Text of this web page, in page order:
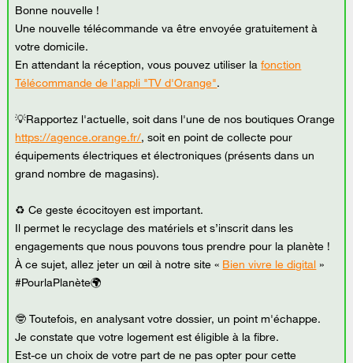
Bonne nouvelle !
Une nouvelle télécommande va être envoyée gratuitement à
votre domicile.
En attendant la réception, vous pouvez utiliser lafonction
Télécommande de l'appli "TV d'Orange".
💡Rapportez l'actuelle, soit dans l'une de nos boutiques Orange
https://agence.orange.fr/, soit en point de collecte pour
équipements électriques et électroniques (présents dans un
grand nombre de magasins).
♻ Ce geste écocitoyen est important.
Il permet le recyclage des matériels et s’inscrit dans les
engagements que nous pouvons tous prendre pour la planète !
À ce sujet, allez jeter un œil à notre site « Bien vivre le digital »
#PourlaPlanète🌍
🤓 Toutefois, en analysant votre dossier, un point m'échappe.
Je constate que votre logement est éligible à la fibre.
Est-ce un choix de votre part de ne pas opter pour cette